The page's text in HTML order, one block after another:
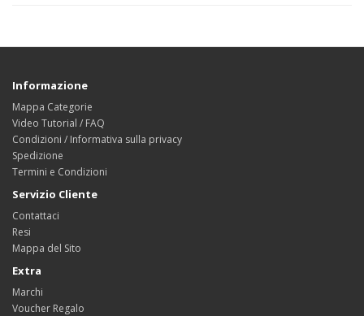
Informazione
Mappa Categorie
Video Tutorial / FAQ
Condizioni / Informativa sulla privacy
Spedizione
Termini e Condizioni
Servizio Cliente
Contattaci
Resi
Mappa del Sito
Extra
Marchi
Voucher Regalo